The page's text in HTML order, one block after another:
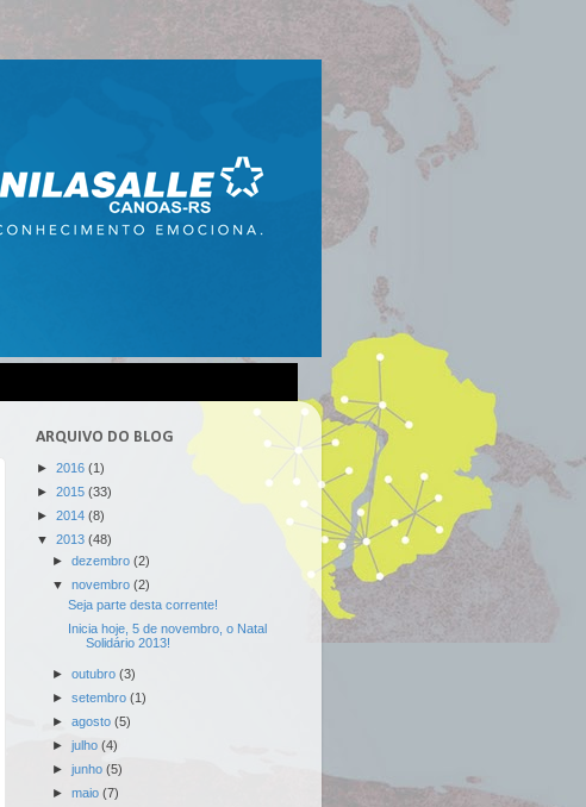
ARQUIVO DO BLOG
► 2016 (1)
► 2015 (33)
► 2014 (8)
▼ 2013 (48)
► dezembro (2)
▼ novembro (2)
Seja parte desta corrente!
Inicia hoje, 5 de novembro, o Natal
Solidário 2013!
► outubro (3)
► setembro (1)
► agosto (5)
► julho (4)
► junho (5)
► maio (7)